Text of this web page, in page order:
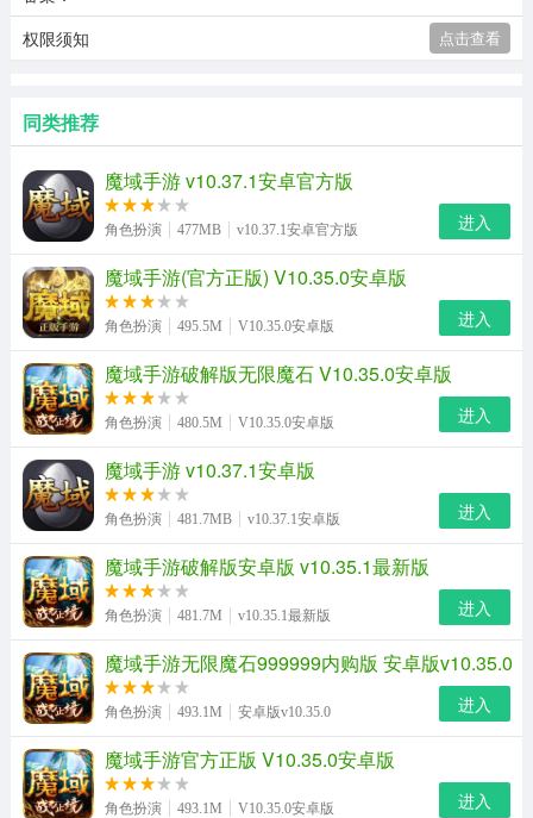
权限须知
点击查看
同类推荐
魔域手游 v10.37.1安卓官方版
角色扮演 477MB v10.37.1安卓官方版 进入
魔域手游(官方正版) V10.35.0安卓版
角色扮演 495.5M V10.35.0安卓版 进入
魔域手游破解版无限魔石 V10.35.0安卓版
角色扮演 480.5M V10.35.0安卓版 进入
魔域手游 v10.37.1安卓版
角色扮演 481.7MB v10.37.1安卓版 进入
魔域手游破解版安卓版 v10.35.1最新版
角色扮演 481.7M v10.35.1最新版 进入
魔域手游无限魔石999999内购版 安卓版v10.35.0
角色扮演 493.1M 安卓版v10.35.0 进入
魔域手游官方正版 V10.35.0安卓版
角色扮演 493.1M V10.35.0安卓版 进入